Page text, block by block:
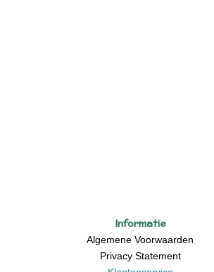
Informatie
Algemene Voorwaarden
Privacy Statement